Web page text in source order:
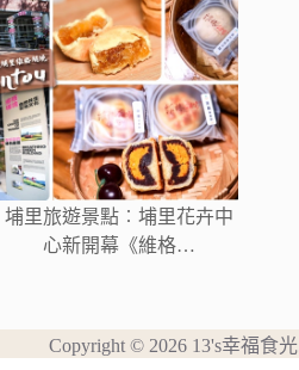
埔里旅遊景點︰埔里花卉中
心新開幕《維格…
Copyright © 2026 13's幸福食